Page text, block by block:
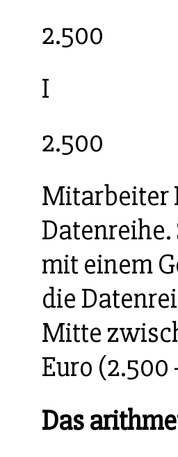
2.500
I
2.500
Mitarbeiter
mit einem
die
Mitte
Euro (2.500
Das